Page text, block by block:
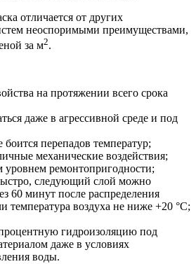
отличается от других
неоспоримыми преимуществами,
за м2.
на протяжении всего срока
даже в агрессивной среде и под
боится перепадов температур;
механические воздействия;
уровнем ремонтопригодности;
следующий слой можно
60 минут после распределения
температура воздуха не ниже +20 °С;
гидроизоляцию под
даже в условиях
воды.